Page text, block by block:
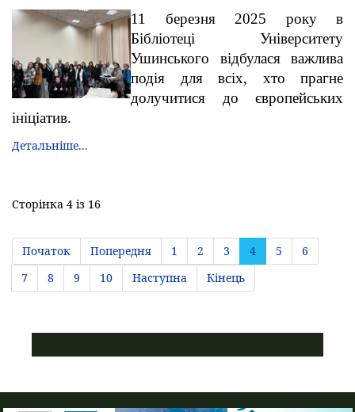
11 березня 2025 року в
Бібліотеці Університету
Ушинського відбулася важлива
подія для всіх, хто прагне
долучитися до європейських
ініціатив.
Детальніше...
Сторінка 4 із 16
Початок Попередня 1 2 3 4 5
6
7
8 9 10 Наступна Кінець